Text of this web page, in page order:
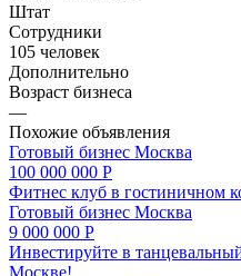
Штат
Сотрудники
105 человек
Дополнительно
Возраст бизнеса
—
Похожие объявления
Готовый бизнес Москва
100 000 000 Р
Фитнес клуб в гостиничном
Готовый бизнес Москва
9 000 000 Р
Инвестируйте в
Москве!